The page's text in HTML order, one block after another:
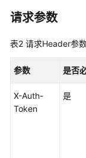
必
如
请求参数
表2 请求Header参
参数 是否
X-Auth-
Token
是